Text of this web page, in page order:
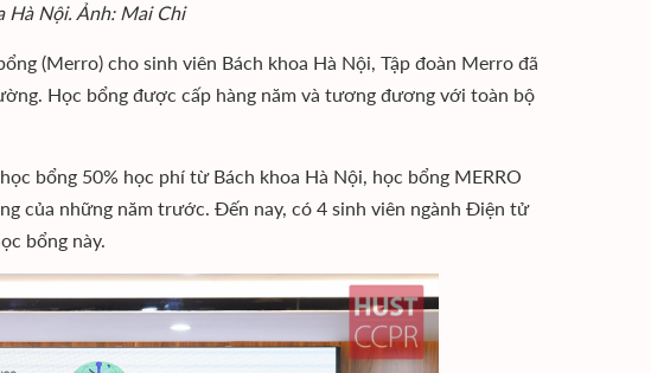
Hà Nội. Ảnh: Mai Chi
(Merro) cho sinh viên Bách khoa Hà Nội, Tập đoàn Merro đã
Học bổng được cấp hàng năm và tương đương với toàn bộ
bổng 50% học phí từ Bách khoa Hà Nội, học bổng MERRO
của những năm trước. Đến nay, có 4 sinh viên ngành Điện tử
bổng này.